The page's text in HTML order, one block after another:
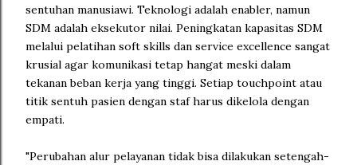
sentuhan manusiawi. Teknologi adalah enabler, namun
SDM adalah eksekutor nilai. Peningkatan kapasitas SDM
melalui pelatihan soft skills dan service excellence sangat
krusial agar komunikasi tetap hangat meski dalam
tekanan beban kerja yang tinggi. Setiap touchpoint atau
titik sentuh pasien dengan staf harus dikelola dengan
empati.
"Perubahan alur pelayanan tidak bisa dilakukan setengah-